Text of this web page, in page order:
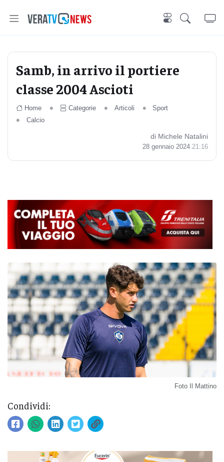
Samb, in arrivo il portiere
classe 2004 Ascioti
Home Categorie Articoli
Sport
Calcio
di Michele Natalini
28 gennaio 2024 21:16
Foto Il Mattino
Condividi: